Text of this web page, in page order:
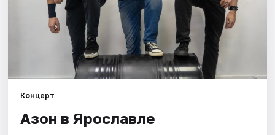
События
Артисты
Концерт
Азон в Ярославле